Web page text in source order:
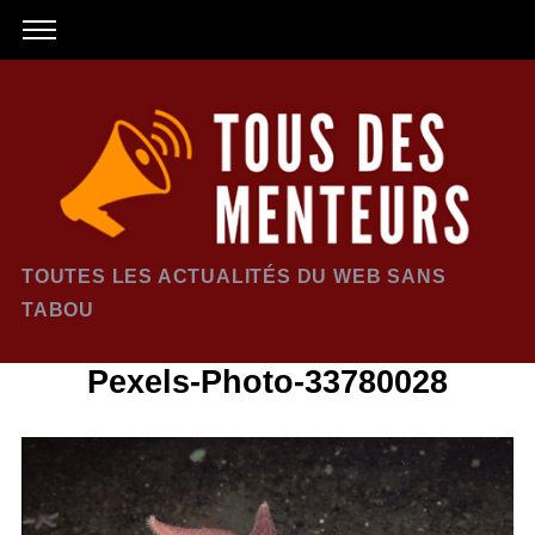
TOUTES LES ACTUALITÉS DU WEB SANS
TABOU
Pexels-Photo-33780028